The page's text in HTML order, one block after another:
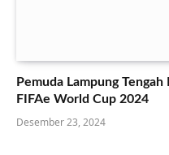
Pemuda Lampung
FIFAe World Cup 2024
Desember 23, 2024